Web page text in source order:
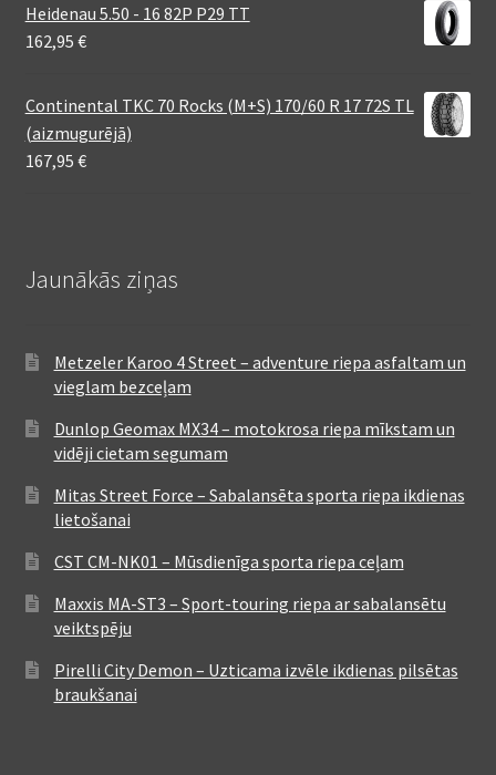
Heidenau 5.50 - 16 82P P29 TT
162,95 €
Continental TKC 70 Rocks (M+S) 170/60 R 17 72S TL
(aizmugurējā)
167,95 €
Jaunākās ziņas
Metzeler Karoo 4 Street – adventure riepa asfaltam un
vieglam bezceļam
Dunlop Geomax MX34 – motokrosa riepa mīkstam un
vidēji cietam segumam
Mitas Street Force – Sabalansēta sporta riepa ikdienas
lietošanai
CST CM-NK01 – Mūsdienīga sporta riepa ceļam
Maxxis MA-ST3 – Sport-touring riepa ar sabalansētu
veiktspēju
Pirelli City Demon – Uzticama izvēle ikdienas pilsētas
braukšanai